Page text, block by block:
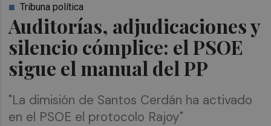
Auditorías, adjudicaciones y
silencio cómplice: el PSOE
sigue el manual del PP
Tribuna política
"La dimisión de Santos Cerdán ha activado
en el PSOE el protocolo Rajoy"